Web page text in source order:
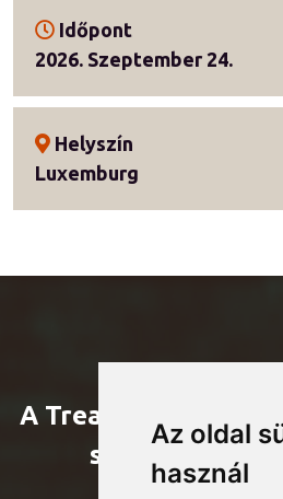
Az oldal
használ
Időpont
2026. Szeptember 24.
Helyszín
Luxemburg
A Treasury Club
szakmai